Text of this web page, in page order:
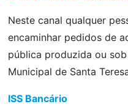
Neste canal qualquer
encaminhar pedidos de
pública produzida ou
Municipal de Santa
ISS Bancário